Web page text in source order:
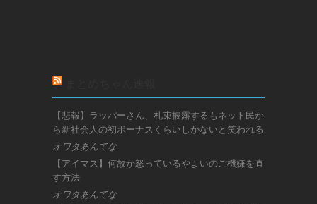
【悲報】ラッパーさん、札束披露するもネット民か
ら新社会人の初ボーナスくらいしかないと笑われる
オワタあんてな
【アイマス】何故か怒っているやよいのご機嫌を直
す方法
オワタあんてな